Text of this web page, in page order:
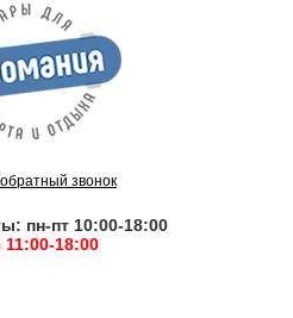
звонок
пн-пт 10:00-18:00
11:00-18:00